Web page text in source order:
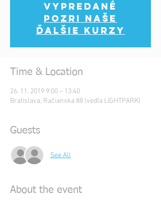
Vypredané
Pozri naše
ďalšie kurzy
Time & Location
26. 11. 2019 9:00 – 13:40
Bratislava, Račianska 88 (vedľa LIGHTPARK)
Guests
See All
About the event